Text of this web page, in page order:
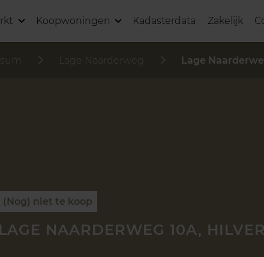
Koopwoningen Kadasterdata Zakelijk
Lage Naarderweg Lage
(Nog) niet te koop
LAGE NAARDERWEG 10A,